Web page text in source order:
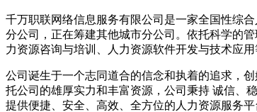
千万职联网络信息服务有限公司是一家全国性综
分公司，正在筹建其他城市分公司。依托科学的
力资源咨询与培训、人力资源软件开发与技术应
公司诞生于一个志同道合的信念和执着的追求，
托公司的雄厚实力和丰富资源，公司秉持 诚信、
提供便捷、安全、高效、全方位的人力资源服务